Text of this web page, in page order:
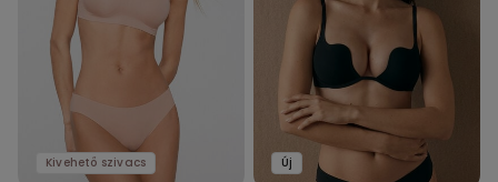
Kivehető szivacs Új